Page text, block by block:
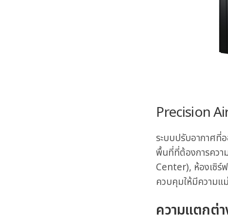
Precision
ระบบปรับอากาศที่
พื้นที่ที่ต้องการควา
Center), ห้องเซิร์
ควบคุมให้มีความแ
ความแตกต่